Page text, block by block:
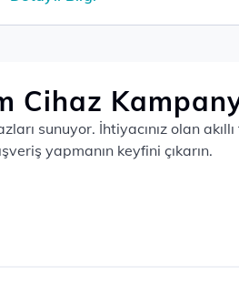
Cihaz
sunuyor. İhtiyacınız olan
yapmanın keyfini çıkarın.